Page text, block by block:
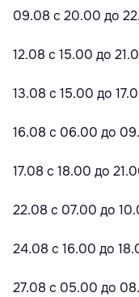
09.08 с 20.00 до
12.08 с 15.00 до
13.08 с 15.00 до
16.08 с 06.00 до
17.08 с 18.00 до
22.08 с 07.00 до
24.08 с 16.00 до
27.08 с 05.00 до